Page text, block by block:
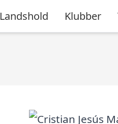
Landshold Klubber